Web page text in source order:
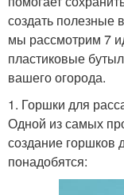
создать полезные
мы рассмотрим 7
пластиковые
вашего огорода.
1. Горшки для
Одной из самых
создание горшков
понадобятся: